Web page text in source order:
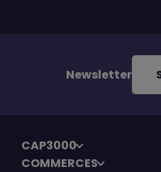
Newsletter
CAP3000
COMMERCES